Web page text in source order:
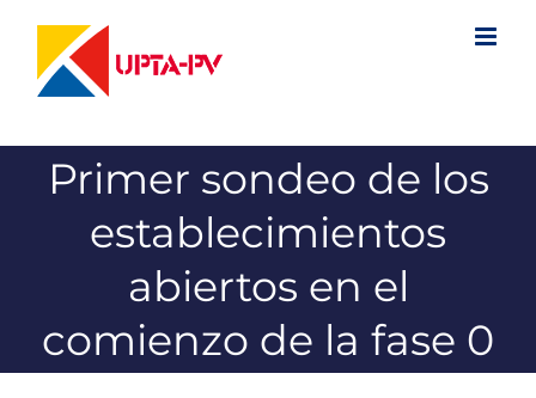
contenido
Primer sondeo de los
establecimientos
abiertos en el
comienzo de la fase 0